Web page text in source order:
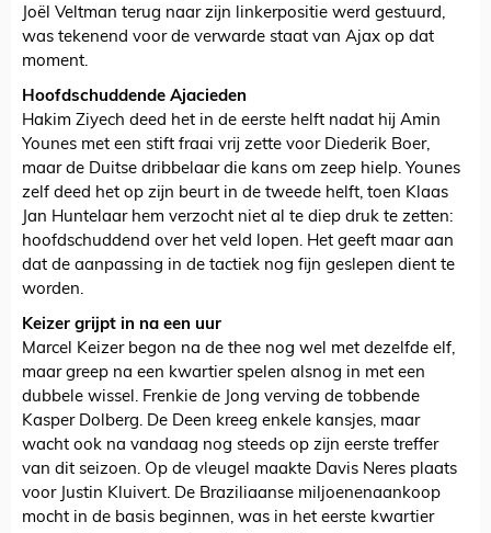
Joël Veltman terug naar zijn linkerpositie werd gestuurd,
was tekenend voor de verwarde staat van Ajax op dat
moment.
Hoofdschuddende Ajacieden
Hakim Ziyech deed het in de eerste helft nadat hij Amin
Younes met een stift fraai vrij zette voor Diederik Boer,
maar de Duitse dribbelaar die kans om zeep hielp. Younes
zelf deed het op zijn beurt in de tweede helft, toen Klaas
Jan Huntelaar hem verzocht niet al te diep druk te zetten:
hoofdschuddend over het veld lopen. Het geeft maar aan
dat de aanpassing in de tactiek nog fijn geslepen dient te
worden.
Keizer grijpt in na een uur
Marcel Keizer begon na de thee nog wel met dezelfde elf,
maar greep na een kwartier spelen alsnog in met een
dubbele wissel. Frenkie de Jong verving de tobbende
Kasper Dolberg. De Deen kreeg enkele kansjes, maar
wacht ook na vandaag nog steeds op zijn eerste treffer
van dit seizoen. Op de vleugel maakte Davis Neres plaats
voor Justin Kluivert. De Braziliaanse miljoenenaankoop
mocht in de basis beginnen, was in het eerste kwartier